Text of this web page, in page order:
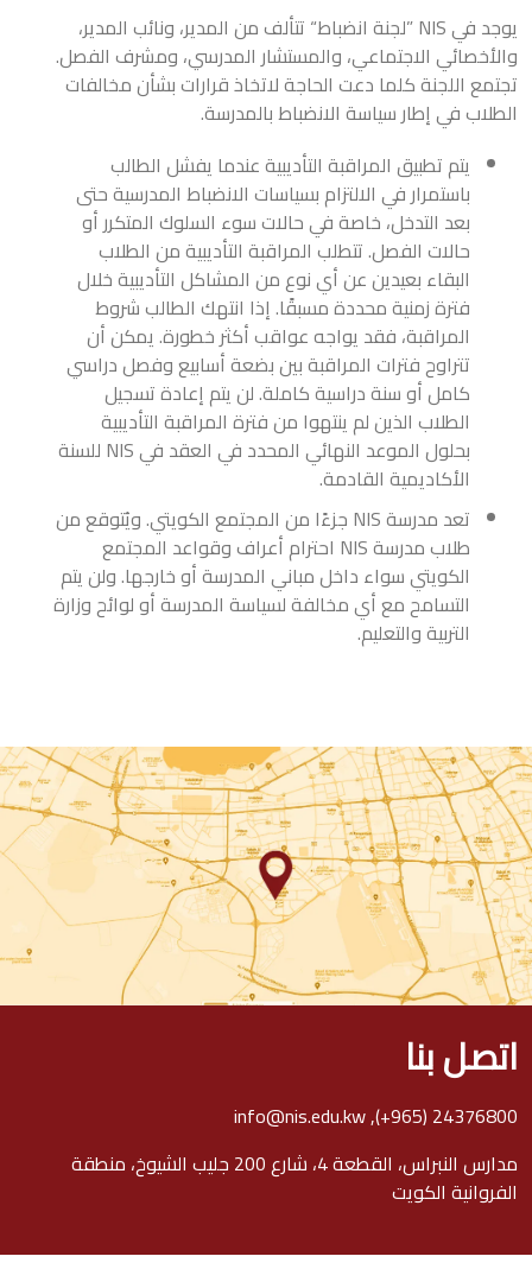
يوجد في NIS ”لجنة انضباط“ تتألف من المدير، ونائب المدير،
والأخصائي الاجتماعي، والمستشار المدرسي، ومشرف الفصل.
تجتمع اللجنة كلما دعت الحاجة لاتخاذ قرارات بشأن مخالفات
الطلاب في إطار سياسة الانضباط بالمدرسة.
يتم تطبيق المراقبة التأديبية عندما يفشل الطالب
باستمرار في الالتزام بسياسات الانضباط المدرسية حتى
بعد التدخل، خاصة في حالات سوء السلوك المتكرر أو
حالات الفصل. تتطلب المراقبة التأديبية من الطلاب
البقاء بعيدين عن أي نوع من المشاكل التأديبية خلال
فترة زمنية محددة مسبقًا. إذا انتهك الطالب شروط
المراقبة، فقد يواجه عواقب أكثر خطورة. يمكن أن
تتراوح فترات المراقبة بين بضعة أسابيع وفصل دراسي
كامل أو سنة دراسية كاملة. لن يتم إعادة تسجيل
الطلاب الذين لم ينتهوا من فترة المراقبة التأديبية
بحلول الموعد النهائي المحدد في العقد في NIS للسنة
الأكاديمية القادمة.
تعد مدرسة NIS جزءًا من المجتمع الكويتي. ويُتوقع من
طلاب مدرسة NIS احترام أعراف وقواعد المجتمع
الكويتي سواء داخل مباني المدرسة أو خارجها. ولن يتم
التسامح مع أي مخالفة لسياسة المدرسة أو لوائح وزارة
التربية والتعليم.
اتصل بنا
(+965) 24376800
,
info@nis.edu.kw
مدارس النبراس، القطعة 4، شارع 200 جليب الشيوخ، منطقة
الفروانية الكويت